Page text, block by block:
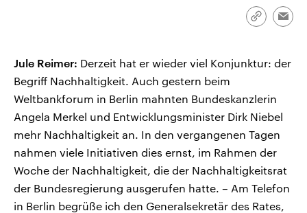
Link
Jule Reimer: Derzeit hat er wieder viel Konjunktur: der
Begriff Nachhaltigkeit. Auch gestern beim
Weltbankforum in Berlin mahnten Bundeskanzlerin
Angela Merkel und Entwicklungsminister Dirk Niebel
mehr Nachhaltigkeit an. In den vergangenen Tagen
nahmen viele Initiativen dies ernst, im Rahmen der
Woche der Nachhaltigkeit, die der Nachhaltigkeitsrat
der Bundesregierung ausgerufen hatte. – Am Telefon
in Berlin begrüße ich den Generalsekretär des Rates,